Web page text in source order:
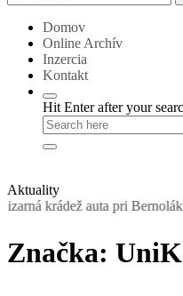
for:
Domov
Online Archív
Inzercia
Kontakt
Hit Enter after your
Aktuality
auta pri Bernolákove:
Značka: UniK